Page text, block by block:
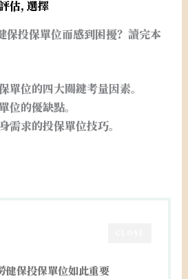
估, 選擇
保投保單位而感到困擾？讀完本
單位的四大關鍵考量因素。
位的優缺點。
需求的投保單位技巧。
健保投保單位如此重要